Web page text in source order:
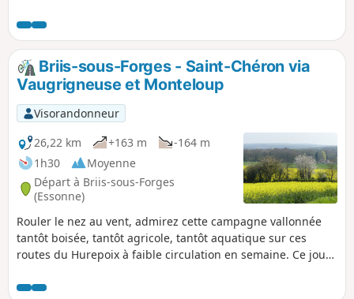
naturelles.
Briis-sous-Forges - Saint-Chéron via
Vaugrigneuse et Monteloup
Visorandonneur
26,22 km
+163 m
-164 m
1h30
Moyenne
Départ à Briis-sous-Forges
(Essonne)
Rouler le nez au vent, admirez cette campagne vallonnée
tantôt boisée, tantôt agricole, tantôt aquatique sur ces
routes du Hurepoix à faible circulation en semaine. Ce jour
avec ce jaune éclatant des champs de colza en fleur, ce vert